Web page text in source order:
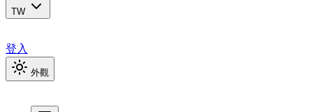
TW
登入
外觀